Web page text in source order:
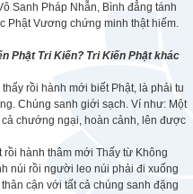
Sanh Pháp Nhẫn, Bình đẳng tánh
Phật Vương chứng minh thật hiếm.
Phật Tri Kiến? Tri Kiến Phật khác
rồi hành mới biết Phật, là phải tu
Chúng sanh giới sạch. Ví như: Một
chướng ngại, hoàn cảnh, lên được
rồi hành thâm mới Thấy từ Không
núi rồi người leo núi phải đi xuống
cận với tất cả chúng sanh đặng